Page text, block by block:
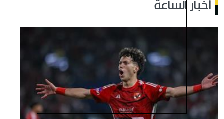
أخبار الساعة